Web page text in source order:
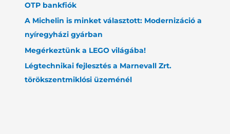
OTP bankfiók
A Michelin is minket választott: Modernizáció a
nyíregyházi gyárban
Megérkeztünk a LEGO világába!
Légtechnikai fejlesztés a Marnevall Zrt.
törökszentmiklósi üzeménél